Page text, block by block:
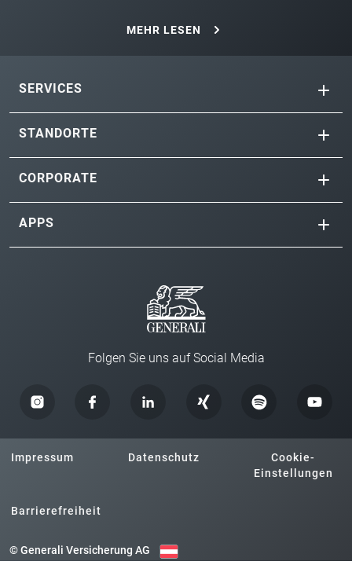
MEHR LESEN
SERVICES
STANDORTE
CORPORATE
APPS
Folgen Sie uns auf Social Media
Impressum Datenschutz
Cookie-
Einstellungen
Barrierefreiheit
© Generali Versicherung AG